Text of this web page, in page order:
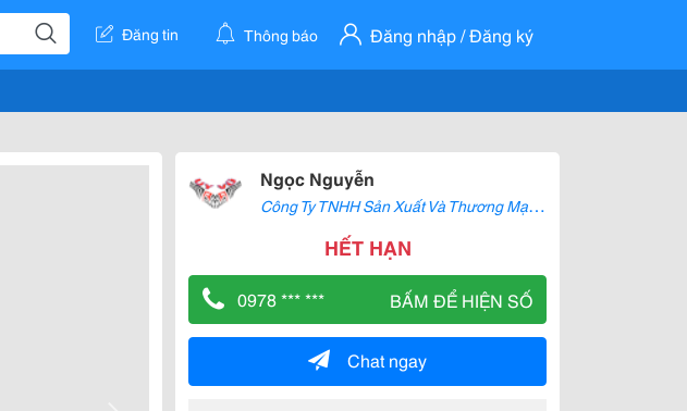
Đăng tin Thông báo Đăng nhập / Đăng ký
Ngọc Nguyễn
C
ông Ty TNHH Sản Xuất Và Thương Mại Uy Vũ
HẾT HẠN
0978 *** *** BẤM ĐỂ HIỆN SỐ
Chat ngay